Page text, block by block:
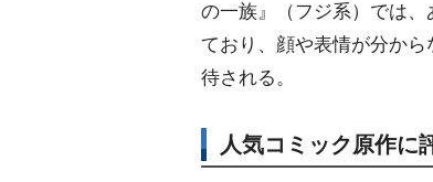
の一族』（フジ系）では
ており、顔や表情が分か
待される。
人気コミック原作に